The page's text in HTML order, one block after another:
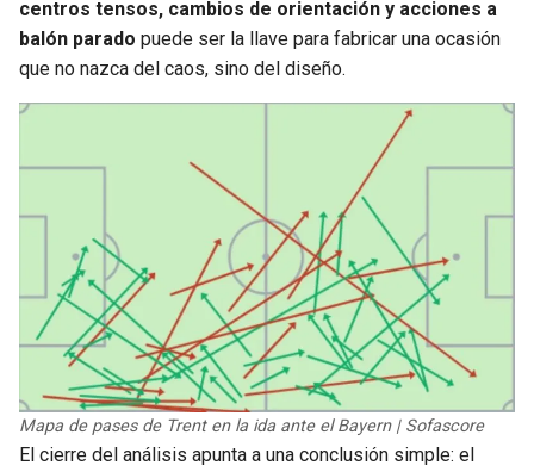
centros tensos, cambios de orientación y acciones a
balón parado puede ser la llave para fabricar una ocasión
que no nazca del caos, sino del diseño.
Mapa de pases de Trent en la ida ante el Bayern | Sofascore
El cierre del análisis apunta a una conclusión simple: el